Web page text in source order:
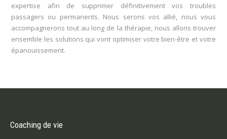
expertise afin de supprimer définitivement vos troubles
passagers ou permanents. Nous serons vos allié, nous vous
accompagnerons tout au long de la thérapie, nous allons trouver
ensemble les solutions qui vont optimiser votre bien-être et votre
épanouissement.
Coaching de vie